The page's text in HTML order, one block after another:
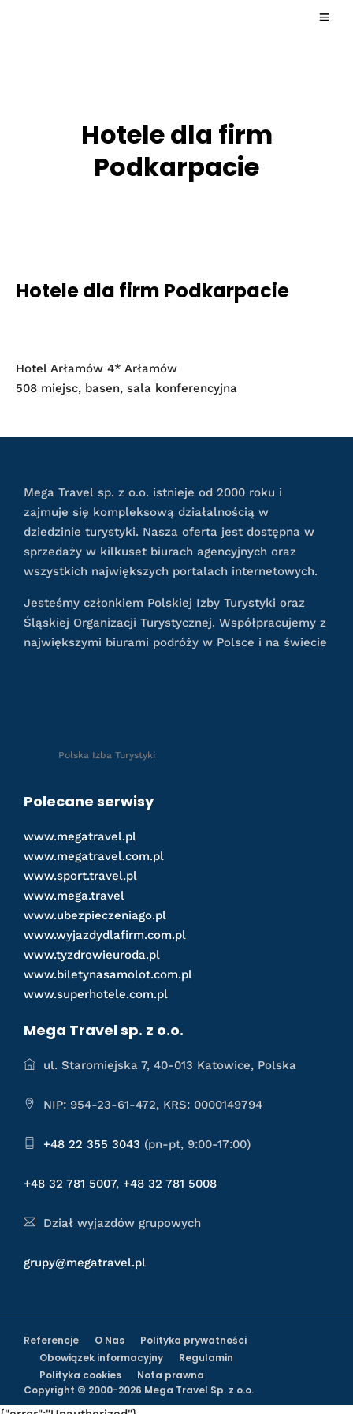
Hotele dla firm
Podkarpacie
Hotele dla firm Podkarpacie
Hotel Arłamów 4* Arłamów
508 miejsc, basen, sala konferencyjna
Mega Travel sp. z o.o. istnieje od 2000 roku i
zajmuje się kompleksową działalnością w
dziedzinie turystyki. Nasza oferta jest dostępna w
sprzedaży w kilkuset biurach agencyjnych oraz
wszystkich największych portalach internetowych.
Jesteśmy członkiem Polskiej Izby Turystyki oraz
Śląskiej Organizacji Turystycznej. Współpracujemy z
największymi biurami podróży w Polsce i na świecie
Polska Izba Turystyki
Polecane serwisy
www.megatravel.pl
www.megatravel.com.pl
www.sport.travel.pl
www.mega.travel
www.ubezpieczeniago.pl
www.wyjazdydlafirm.com.pl
www.tyzdrowieuroda.pl
www.biletynasamolot.com.pl
www.superhotele.com.pl
Mega Travel sp. z o.o.
ul. Staromiejska 7, 40-013 Katowice, Polska
NIP: 954-23-61-472, KRS: 0000149794
+48 22 355 3043 (pn-pt, 9:00-17:00)
+48 32 781 5007, +48 32 781 5008
Dział wyjazdów grupowych
grupy@megatravel.pl
Referencje O Nas
Polityka prywatności
Obowiązek informacyjny
Regulamin
Polityka cookies
Nota prawna
Copyright © 2000-2026 Mega Travel Sp. z o.o.